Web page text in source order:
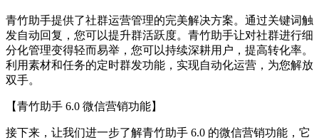
青竹助手提供了社群运营管理的完美解决方案。通过关键词触
发自动回复，您可以提升群活跃度。青竹助手让对社群进行细
分化管理变得轻而易举，您可以持续深耕用户，提高转化率。
利用素材和任务的定时群发功能，实现自动化运营，为您解放
双手。
【青竹助手 6.0 微信营销功能】
接下来，让我们进一步了解青竹助手 6.0 的微信营销功能，它